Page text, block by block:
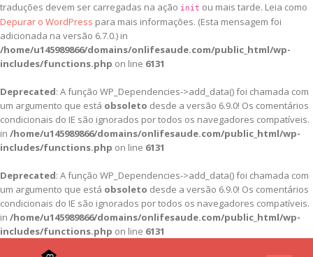
traduções devem ser carregadas na ação init ou mais tarde. Leia como
Depurar o WordPress para mais informações. (Esta mensagem foi
adicionada na versão 6.7.0.) in
/home/u145989866/domains/onlifesaude.com/public_html/wp-
includes/functions.php on line 6131
Deprecated: A função WP_Dependencies->add_data() foi chamada com
um argumento que está obsoleto desde a versão 6.9.0! Os comentários
condicionais do IE são ignorados por todos os navegadores compatíveis.
in /home/u145989866/domains/onlifesaude.com/public_html/wp-
includes/functions.php on line 6131
Deprecated: A função WP_Dependencies->add_data() foi chamada com
um argumento que está obsoleto desde a versão 6.9.0! Os comentários
condicionais do IE são ignorados por todos os navegadores compatíveis.
in /home/u145989866/domains/onlifesaude.com/public_html/wp-
includes/functions.php on line 6131